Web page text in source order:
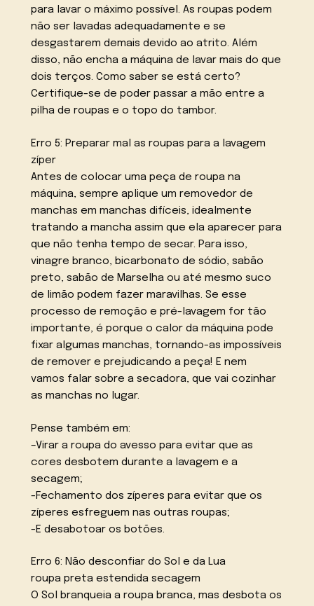
para lavar o máximo possível. As roupas podem
não ser lavadas adequadamente e se
desgastarem demais devido ao atrito. Além
disso, não encha a máquina de lavar mais do que
dois terços. Como saber se está certo?
Certifique-se de poder passar a mão entre a
pilha de roupas e o topo do tambor.
Erro 5: Preparar mal as roupas para a lavagem
zíper
Antes de colocar uma peça de roupa na
máquina, sempre aplique um removedor de
manchas em manchas difíceis, idealmente
tratando a mancha assim que ela aparecer para
que não tenha tempo de secar. Para isso,
vinagre branco, bicarbonato de sódio, sabão
preto, sabão de Marselha ou até mesmo suco
de limão podem fazer maravilhas. Se esse
processo de remoção e pré-lavagem for tão
importante, é porque o calor da máquina pode
fixar algumas manchas, tornando-as impossíveis
de remover e prejudicando a peça! E nem
vamos falar sobre a secadora, que vai cozinhar
as manchas no lugar.
Pense também em:
–Virar a roupa do avesso para evitar que as
cores desbotem durante a lavagem e a
secagem;
-Fechamento dos zíperes para evitar que os
zíperes esfreguem nas outras roupas;
-E desabotoar os botões.
Erro 6: Não desconfiar do Sol e da Lua
roupa preta estendida secagem
O Sol branqueia a roupa branca, mas desbota os